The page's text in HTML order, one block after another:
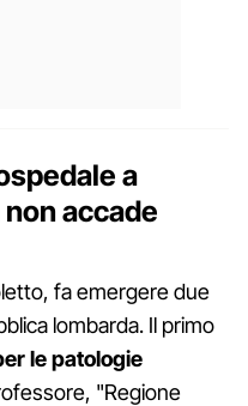
a
accade
fa emergere due
lombarda. Il primo
le patologie
"Regione